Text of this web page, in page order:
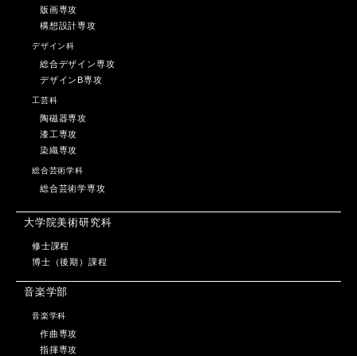
版画専攻
構想設計専攻
デザイン科
総合デザイン専攻
デザインB専攻
工芸科
陶磁器専攻
漆工専攻
染織専攻
総合芸術学科
総合芸術学専攻
大学院美術研究科
修士課程
博士（後期）課程
音楽学部
音楽学科
作曲専攻
指揮専攻